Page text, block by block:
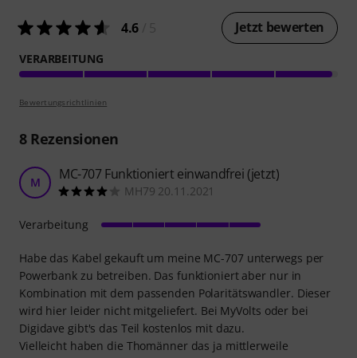
4.6 Jetzt bewerten
VERARBEITUNG
Bewertungsrichtlinien
8Rezensionen
M MC-707 Funktioniert einwandfrei (jetzt)
MH79 20.11.2021
Habe das Kabel gekauft um meine MC-707 unterwegs per
Powerbank zu betreiben. Das funktioniert aber nur in
Kombination mit dem passenden Polaritätswandler. Dieser
wird hier leider nicht mitgeliefert. Bei MyVolts oder bei
Digidave gibt's das Teil kostenlos mit dazu.
Vielleicht haben die Thomänner das ja mittlerweile
Verarbeitung